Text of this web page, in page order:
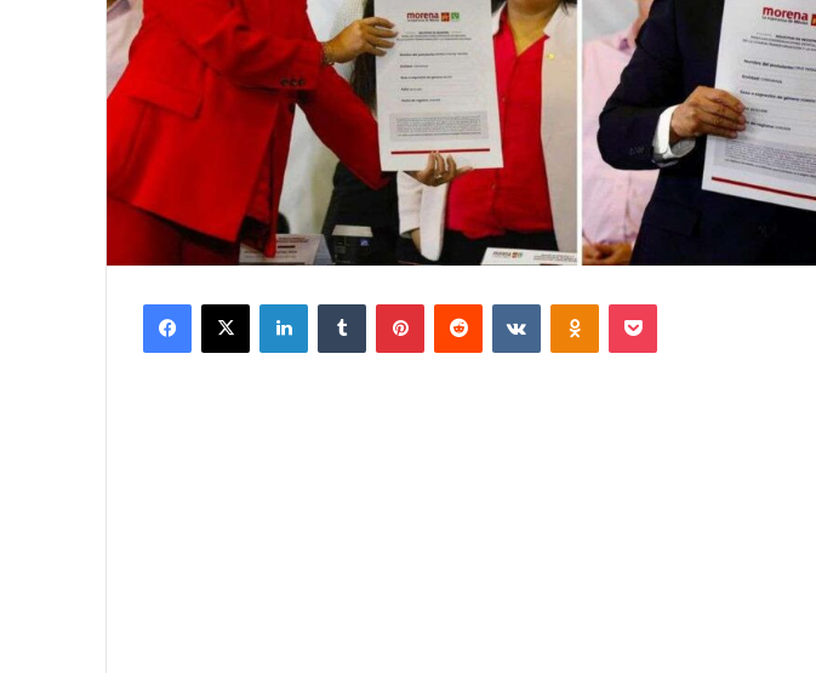
Facebook
X LinkedInTumblr PinterestReddit VKontakteOdnoklassniki
Pocket